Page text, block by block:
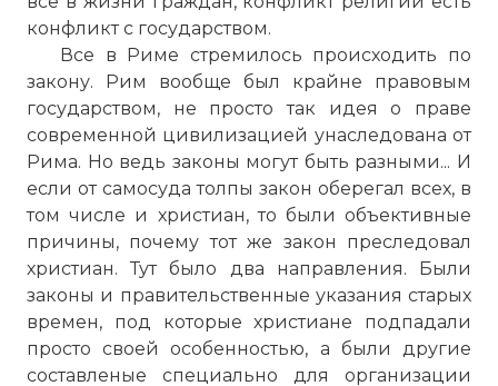
конфликт с государством.
Все в Риме стремилось происходить по
закону. Рим вообще был крайне правовым
государством, не просто так идея о праве
современной цивилизацией унаследована от
Рима. Но ведь законы могут быть разными... И
если от самосуда толпы закон оберегал всех, в
том числе и христиан, то были объективные
причины, почему тот же закон преследовал
христиан. Тут было два направления. Были
законы и правительственные указания старых
времен, под которые христиане подпадали
просто своей особенностью, а были другие
составленые специально для организации